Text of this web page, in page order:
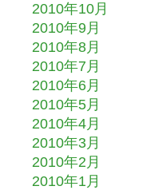
2010年10月
2010年9月
2010年8月
2010年7月
2010年6月
2010年5月
2010年4月
2010年3月
2010年2月
2010年1月